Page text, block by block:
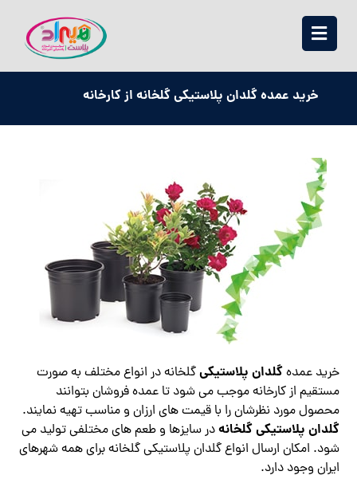
خرید عمده گلدان پلاستیکی گلخانه از کارخانه
خرید عمدهگلدان پلاستیکیگلخانه در انواع مختلف به صورت
مستقیم از کارخانه موجب می شود تا عمده فروشان بتوانند
محصول مورد نظرشان را با قیمت های ارزان و مناسب تهیه نمایند.
گلدان پلاستیکی گلخانهدر سایزها و طعم های مختلفی تولید می
شود. امکان ارسال انواع گلدان پلاستیکی گلخانه برای همه شهرهای
ایران وجود دارد.